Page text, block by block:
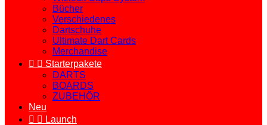
Bücher
Verschiedenes
Dartschuhe
Ultimate Dart Cards
Merchandise
  Starterpakete
DARTS
BOARDS
ZUBEHÖR
Neu
  Launch